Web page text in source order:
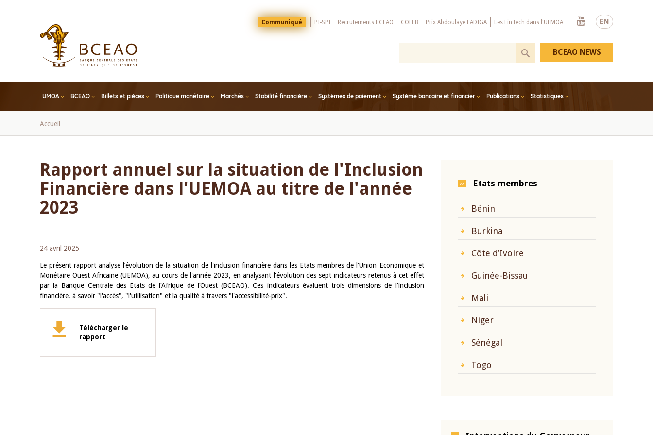
EN
Menu
Top
Communiqué PI-SPI Recrutements BCEAO COFEB Prix Abdoulaye FADIGA Les FinTech dans l'UEMOA
Youtube
UMOA BCEAO Billets et pièces Politique monétaire Marchés Stabilité financière Systèmes de paiement Système bancaire et financier Publications Statistiques
BCEAO NEWS
Fil
Accueil
Rapport annuel sur la situation de l'Inclusion
Financière dans l'UEMOA au titre de l'année
2023
24 avril 2025
Le présent rapport analyse l’évolution de la situation de l'inclusion financière dans les Etats membres de l'Union Economique et
Monétaire Ouest Africaine (UEMOA), au cours de l'année 2023, en analysant l'évolution des sept indicateurs retenus à cet effet
par la Banque Centrale des Etats de l’Afrique de l’Ouest (BCEAO). Ces indicateurs évaluent trois dimensions de l'inclusion
financière, à savoir "l'accès", "l'utilisation" et la qualité à travers "l'accessibilité-prix".
Télécharger le
rapport
Etats membres
Bénin
Burkina
Côte d’Ivoire
Guinée-Bissau
Mali
Niger
Sénégal
Togo